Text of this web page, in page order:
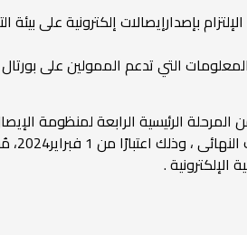
بإصدارإيصالات إلكترونية على بيئة
التي تدعم الممولين على بورتال
الرئيسية الرابعة لمنظومة
الإلكترونى بالإلتزام بإصدارإيصالات
.